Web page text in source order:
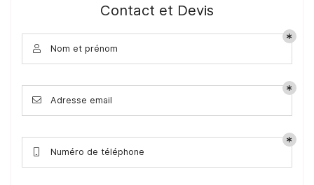
Contact et Devis
 Nom et prénom
 Adresse email
Numéro de téléphone